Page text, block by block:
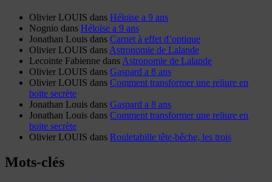
Olivier LOUIS dans Héloïse a 9 ans
Nognio dans Héloïse a 9 ans
Jonathan Louis dans Carnet à effet d’optique
Olivier LOUIS dans Astronomie de Lalande
Lecointe Fabienne dans Astronomie de Lalande
Olivier LOUIS dans Gaspard a 8 ans
Olivier LOUIS dans Comment transformer une reliure en
boite secrète
Jonathan Louis dans Gaspard a 8 ans
Jonathan Louis dans Comment transformer une reliure en
boite secrète
Olivier LOUIS dans Rouletabille tête-bêche, les trois
Mots-clés